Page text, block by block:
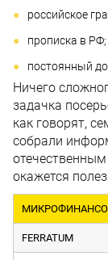
российское
прописка в РФ;
постоянный
Ничего
задачка
как говорят,
собрали
окажется
FERRATUM